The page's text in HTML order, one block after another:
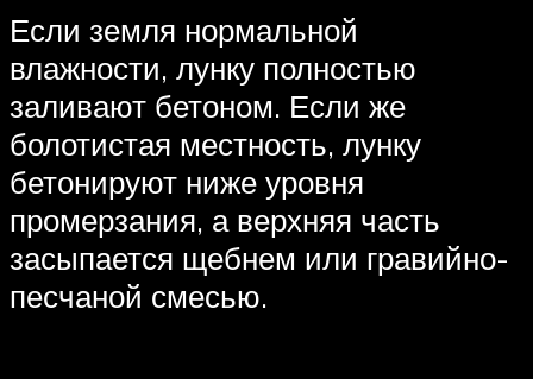
Если земля нормальной
влажности, лунку полностью
заливают бетоном. Если же
болотистая местность, лунку
бетонируют ниже уровня
промерзания, а верхняя часть
засыпается щебнем или гравийно-
песчаной смесью.